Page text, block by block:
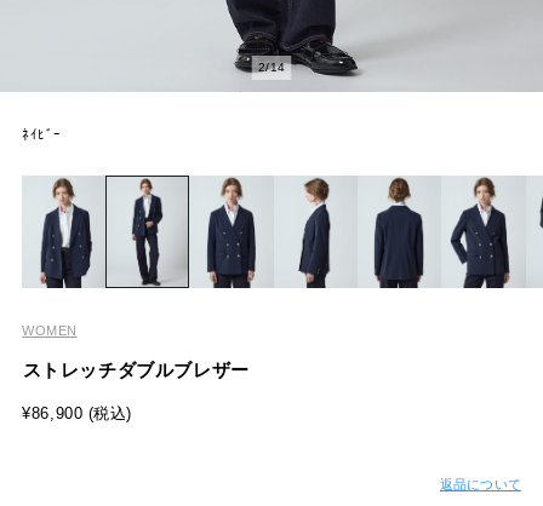
2/14
ﾈｲﾋﾞｰ
WOMEN
ストレッチダブルブレザー
¥86,900 (税込)
返品について